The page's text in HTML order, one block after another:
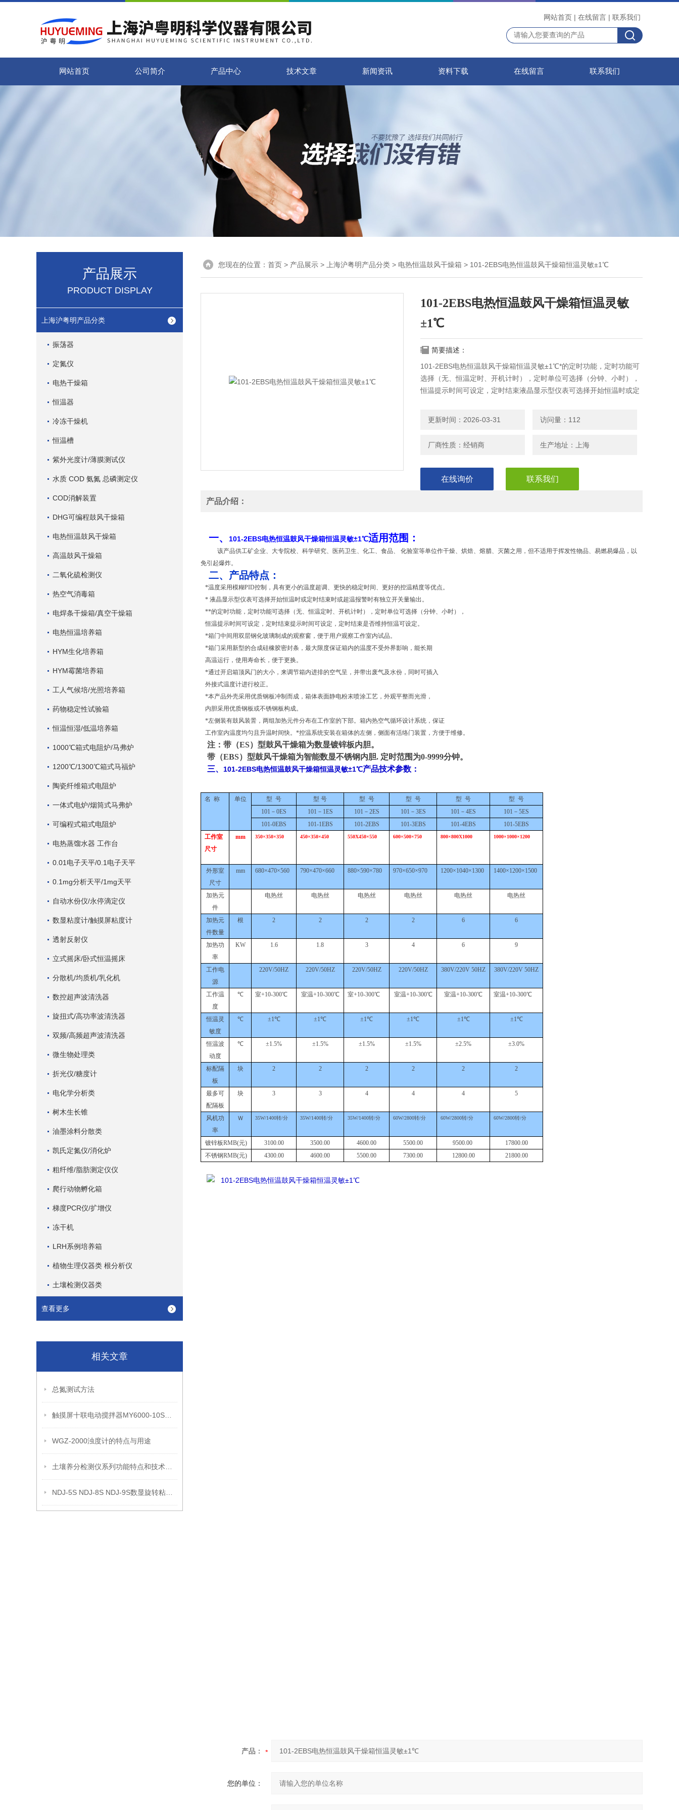
网站首页 | 在线留言 | 联系我们
网站首页 公司简介 产品中心 技术文章 新闻资讯 资料下载 在线留言 联系我们
产品展示
PRODUCT DISPLAY
上海沪粤明产品分类
振荡器
定氮仪
电热干燥箱
恒温器
冷冻干燥机
恒温槽
紫外光度计/薄膜测试仪
水质 COD 氨氮 总磷测定仪
COD消解装置
DHG可编程鼓风干燥箱
电热恒温鼓风干燥箱
高温鼓风干燥箱
二氧化硫检测仪
热空气消毒箱
电焊条干燥箱/真空干燥箱
电热恒温培养箱
HYM生化培养箱
HYM霉菌培养箱
工人气候培/光照培养箱
药物稳定性试验箱
恒温恒湿/低温培养箱
1000℃箱式电阻炉/马弗炉
1200℃/1300℃箱式马福炉
陶瓷纤维箱式电阻炉
一体式电炉/烟筒式马弗炉
可编程式箱式电阻炉
电热蒸馏水器 工作台
0.01电子天平/0.1电子天平
0.1mg分析天平/1mg天平
自动水份仪/永停滴定仪
数显粘度计/触摸屏粘度计
透射反射仪
立式摇床/卧式恒温摇床
分散机/均质机/乳化机
数控超声波清洗器
旋扭式/高功率波清洗器
双频/高频超声波清洗器
微生物处理类
折光仪/糖度计
电化学分析类
树木生长锥
油墨涂料分散类
凯氏定氮仪/消化炉
粗纤维/脂肪测定仪仪
爬行动物孵化箱
梯度PCR仪/扩增仪
冻干机
LRH系例培养箱
植物生理仪器类 根分析仪
土壤检测仪器类
查看更多
相关文章
总氮测试方法
WGZ-2000浊度计的特点与用途
您现在的位置： 首页 > 产品展示 > 上海沪粤明产品分类 > 电热恒温鼓风干燥箱 > 101-2EBS电热恒温鼓风干燥箱恒温灵敏±1℃
101-2EBS电热恒温鼓风干燥箱恒温灵敏
±1℃
简要描述：
101-2EBS电热恒温鼓风干燥箱恒温灵敏±1℃*的定时功能，定时功能可
选择（无、恒温定时、开机计时），定时单位可选择（分钟、小时），
恒温提示时间可设定，定时结束液晶显示型仪表可选择开始恒温时或定
制而成，箱体表面静电粉末喷涂工艺，外观平整而光滑，内胆采用优质
更新时间：2026-03-31 访问量：112
厂商性质：经销商 生产地址：上海
在线询价 联系我们
产品介绍：
一、 101-2EBS电热恒温鼓风干燥箱恒温灵敏±1℃适用范围：
该产品供工矿企业、大专院校、科学研究、医药卫生、化工、食品、 化验室等单位作干燥、烘焙、熔腊、灭菌之用，但不适用于挥发性物品、易燃易爆品， 以
免引起爆炸。
二、产品特点：
*温度采用模糊PID控制，具有更小的温度超调、更快的稳定时间、更好的控温精度等优点。
* 液晶显示型仪表可选择开始恒温时或定时结束时或超温报警时有独立开关量输出。
**的定时功能，定时功能可选择（无、恒温定时、开机计时），定时单位可选择（分钟、小时），
恒温提示时间可设定，定时结束提示时间可设定，定时结束是否维持恒温可设定。
*箱门中间用双层钢化玻璃制成的观察窗，便于用户观察工作室内试品。
*箱门采用新型的合成硅橡胶密封条，最大限度保证箱内的温度不受外界影响，能长期
高温运行，使用寿命长，便于更换。
*通过开启箱顶风门的大小，来调节箱内进排的空气呈，并带出废气及水份，同时可插入
外接式温度计进行校正。
*本产品外壳采用优质钢板冲制而成，箱体表面静电粉末喷涂工艺，外观平整而光滑，
内胆采用优质钢板或不锈钢板构成。
*左侧装有鼓风装詈，两组加热元件分布在工作室的下部。箱内热空气循环设计系统，保证
工作室内温度均匀且升温时间快。 *控温系统安装在箱体的左侧，侧面有活络门装置，方便于维修。
注：带（ES）型鼓风干燥箱为数显镀锌板内胆。
带（EBS）型鼓风干燥箱为智能数显不锈钢内胆. 定时范围为0-9999分钟。
三、 101-2EBS电热恒温鼓风干燥箱恒温灵敏±1℃产品技术参数：
名 称 单位 型 号 型 号 型 号 型 号 型 号 型 号
101－0ES 101－1ES 101－2ES 101－3ES 101－4ES 101－5ES
101-0EBS 101-1EBS 101-2EBS 101-3EBS 101-4EBS 101-5EBS
工作室
尺寸
mm 350×350×350 450×350×450 550X450×550 600×500×750 800×800X1000 1000×1000×1200
外形室
尺寸
mm 680×470×560 790×470×660 880×590×780 970×650×970 1200×1040×1300 1400×1200×1500
加热元
件
电热丝 电热丝 电热丝 电热丝 电热丝 电热丝
加热元
件数量
根 2 2 2 2 6 6
加热功
率
KW 1.6 1.8 3 4 6 9
工作电
源
220V/50HZ 220V/50HZ 220V/50HZ 220V/50HZ 380V/220V 50HZ 380V/220V 50HZ
工作温
度
℃ 室+10-300℃ 室温+10-300℃ 室+10-300℃ 室温+10-300℃ 室温+10-300℃ 室温+10-300℃
恒温灵
敏度
℃ ±1℃ ±1℃ ±1℃ ±1℃ ±1℃ ±1℃
恒温波
动度
℃ ±1.5% ±1.5% ±1.5% ±1.5% ±2.5% ±3.0%
标配隔
板
块 2 2 2 2 2 2
最多可
配隔板
块 3 3 4 4 4 5
风机功
率
Ｗ 35W/1400转/分 35W/1400转/分 35W/1400转/分 60W/2800转/分 60W/2800转/分 60W/2800转/分
镀锌板RMB(元) 3100.00 3500.00 4600.00 5500.00 9500.00 17800.00
不锈钢RMB(元) 4300.00 4600.00 5500.00 7300.00 12800.00 21800.00
产品：
您的单位：